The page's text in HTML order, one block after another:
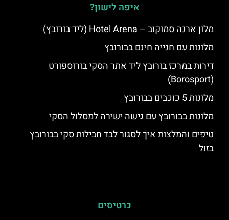
איפה לישון?
מלון ארנה סמוקוב – Hotel Arena (ליד בורובץ)
מלונות עם חנייה חינם בבורובץ
דירות במרכז בורובץ ליד אתר הסקי בורוספורט
(Borosport)
מלונות 5 כוכבים בבורובץ
מלונות בבורובץ עם גישה ישירה למסלול הסקי
טיפים והמלצות איך לסגור לבד חבילות סקי בבורובץ
בזול
כרטיסים